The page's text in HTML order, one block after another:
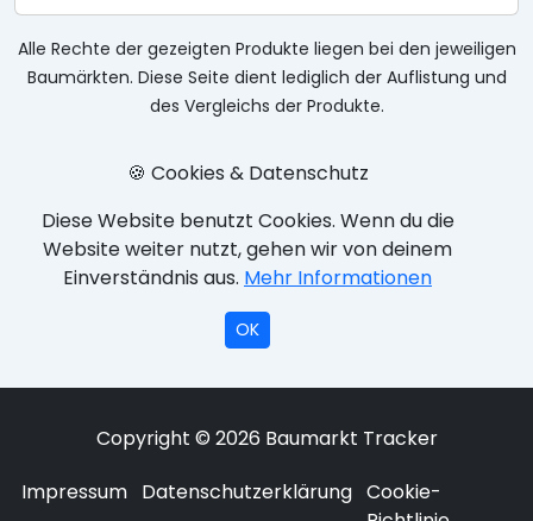
Alle Rechte der gezeigten Produkte liegen bei den jeweiligen
Baumärkten. Diese Seite dient lediglich der Auflistung und
des Vergleichs der Produkte.
🍪 Cookies & Datenschutz
Diese Website benutzt Cookies. Wenn du die
Website weiter nutzt, gehen wir von deinem
Einverständnis aus. Mehr Informationen
OK
Copyright © 2026 Baumarkt Tracker
Impressum Datenschutzerklärung Cookie-